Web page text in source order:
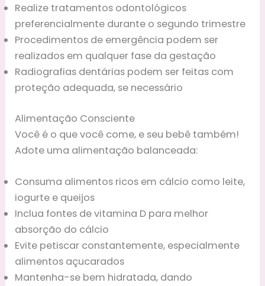
Realize tratamentos odontológicos
preferencialmente durante o segundo trimestre
Procedimentos de emergência podem ser
realizados em qualquer fase da gestação
Radiografias dentárias podem ser feitas com
proteção adequada, se necessário
Alimentação Consciente
Você é o que você come, e seu bebê também!
Adote uma alimentação balanceada:
Consuma alimentos ricos em cálcio como leite,
iogurte e queijos
Inclua fontes de vitamina D para melhor
absorção do cálcio
Evite petiscar constantemente, especialmente
alimentos açucarados
Mantenha-se bem hidratada, dando